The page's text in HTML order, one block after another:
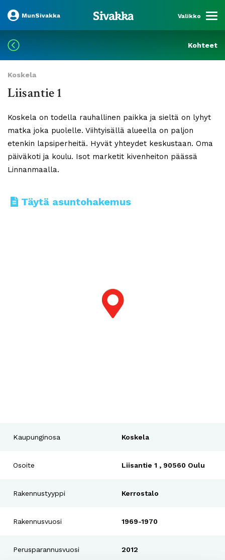
MunSivakka Valikko
Kohteet
Koskela
Liisantie 1
Koskela on todella rauhallinen paikka ja sieltä on lyhyt
matka joka puolelle. Viihtyisällä alueella on paljon
etenkin lapsiperheitä. Hyvät yhteydet keskustaan. Oma
päiväkoti ja koulu. Isot marketit kivenheiton päässä
Linnanmaalla.
Täytä asuntohakemus
Kaupunginosa Koskela
Osoite Liisantie 1 , 90560 Oulu
Rakennustyyppi Kerrostalo
Rakennusvuosi 1969-1970
Perusparannusvuosi 2012